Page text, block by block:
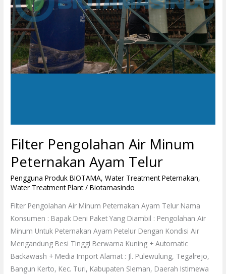
Filter Pengolahan Air Minum
Peternakan Ayam Telur
Pengguna Produk BIOTAMA,Water Treatment Peternakan,
Water Treatment Plant/Biotamasindo
Filter Pengolahan Air Minum Peternakan Ayam Telur Nama
Konsumen : Bapak Deni Paket Yang Diambil : Pengolahan Air
Minum Untuk Peternakan Ayam Petelur Dengan Kondisi Air
Mengandung Besi Tinggi Berwarna Kuning + Automatic
Backawash + Media Import Alamat : Jl. Pulewulung, Tegalrejo,
Bangun Kerto, Kec. Turi, Kabupaten Sleman, Daerah Istimewa